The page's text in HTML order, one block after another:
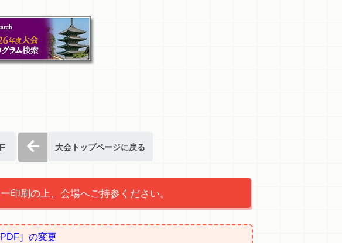
大会トップページに戻る
印刷の上、会場へご持参ください。
］の変更